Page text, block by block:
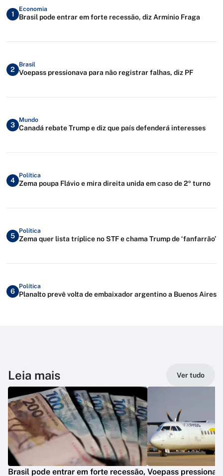
1
Economia
Brasil pode entrar em forte recessão, diz Armínio Fraga
2
Brasil
Voepass pressionava para não registrar falhas, diz PF
3
Mundo
Canadá rebate Trump e diz que país defenderá interesses
4
Política
Zema poupa Flávio e mira direita unida em caso de 2º turno
5
Política
Zema quer lista tríplice no STF e chama Trump de ‘fanfarrão’
6
Política
Planalto prevê volta de embaixador argentino a Buenos Aires
Leia mais Ver tudo
Brasil pode entrar em forte recessão, Voepass